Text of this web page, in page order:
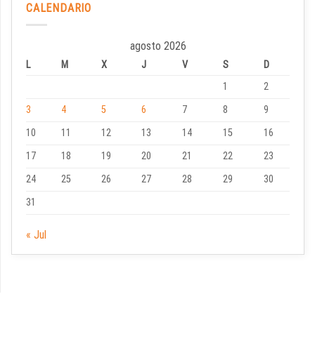
CALENDARIO
agosto 2026
L M X J V S
D
1
2
3
4 5 6 7 8
9
10
11 12 13 14 15
16
17
18 19 20 21 22
23
24
25 26 27 28 29
30
31
« Jul